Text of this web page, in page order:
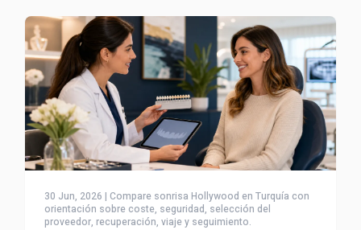
30 Jun, 2026 | Compare sonrisa Hollywood en Turquía con
orientación sobre coste, seguridad, selección del
proveedor, recuperación, viaje y seguimiento.